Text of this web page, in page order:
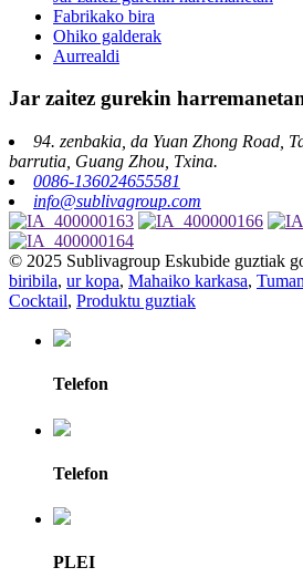
Fabrikako bira
Ohiko galderak
Aurrealdi
Jar zaitez gurekin
94. zenbakia, da Yuan Zhong Road,
barrutia, Guang Zhou, Txina.
0086-136024655581
info@sublivagroup.com
© 2025 Sublivagroup Eskubide guztiak
biribila, ur kopa, Mahaiko karkasa,
Cocktail, Produktu guztiak
Telefon
Telefon
PLEI